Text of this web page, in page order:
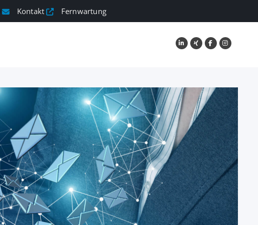
Kontakt Fernwartung